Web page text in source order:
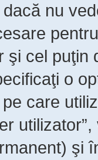
nu
şi cel puţin
o
care
şi